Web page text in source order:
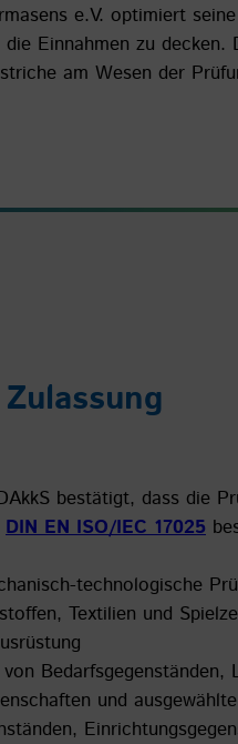
e.V. optimiert
Einnahmen zu
am Wesen der
bestätigt, dass die
DIN EN ISO/IEC 17025
technologische
Textilien und
und